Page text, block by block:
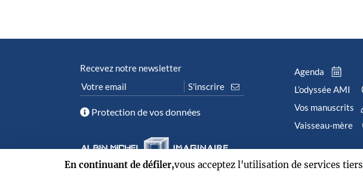
Recevez notre newsletter
Protection de vos données
Agenda
L’odyssée AMI
Vos manuscrits
Vaisseau-mère
En continuant de défiler,vous acceptez l'utilisation de services